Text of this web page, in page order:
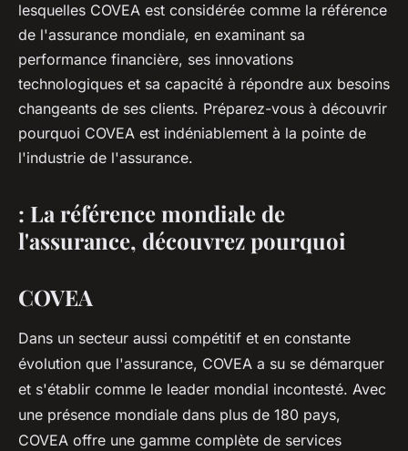
lesquelles COVEA est considérée comme la référence
de l'assurance mondiale, en examinant sa
performance financière, ses innovations
technologiques et sa capacité à répondre aux besoins
changeants de ses clients. Préparez-vous à découvrir
pourquoi COVEA est indéniablement à la pointe de
l'industrie de l'assurance.
: La référence mondiale de
l'assurance, découvrez pourquoi
COVEA
Dans un secteur aussi compétitif et en constante
évolution que l'assurance, COVEA a su se démarquer
et s'établir comme le leader mondial incontesté. Avec
une présence mondiale dans plus de 180 pays,
COVEA offre une gamme complète de services